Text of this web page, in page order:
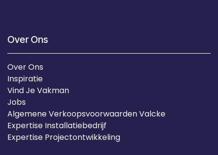
Over Ons
Over Ons
Inspiratie
Vind Je Vakman
Jobs
Algemene Verkoopsvoorwaarden Valcke
Expertise Installatiebedrijf
Expertise Projectontwikkeling